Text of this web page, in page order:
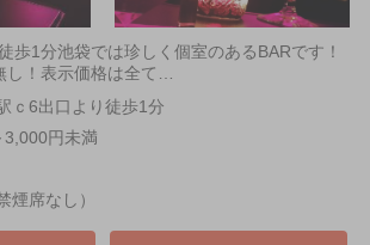
歩1分池袋では珍しく個室のあるBARです！
し！表示価格は全て…
6出口より徒歩1分
円未満
煙席なし）